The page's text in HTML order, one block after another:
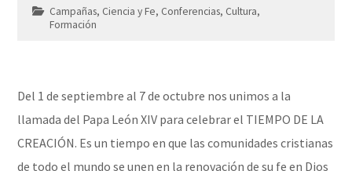
Campañas, Ciencia y Fe, Conferencias, Cultura,
Formación
Del 1 de septiembre al 7 de octubre nos unimos a la
llamada del Papa León XIV para celebrar el TIEMPO DE LA
CREACIÓN. Es un tiempo en que las comunidades cristianas
de todo el mundo se unen en la renovación de su fe en Dios